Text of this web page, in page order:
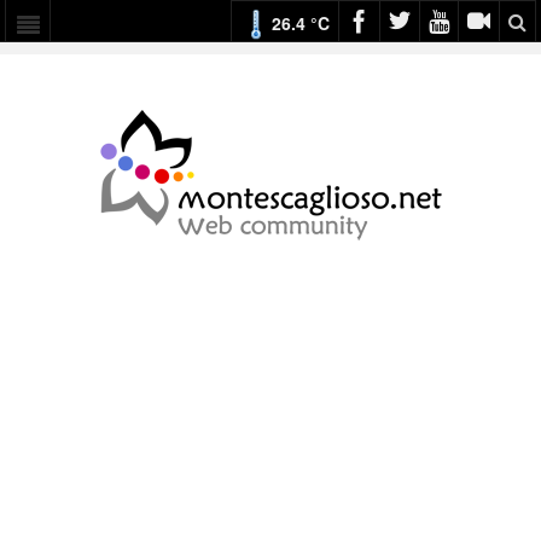
26.4 °C